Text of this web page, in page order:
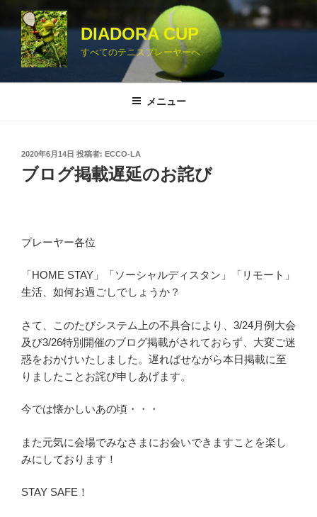
DIADORA CUP
すべてのテニスプレーヤーへ
メニュー
投
日:
2020年6月14日 投稿者: ECCO-LA
ブログ掲載遅延のお詫び
プレーヤー各位
「HOME STAY」「ソーシャルディスタン」「リモート」
生活、如何お過ごしでしょうか？
さて、このたびシステム上の不具合により、3/24月例大会
及び3/26特別開催のブログ掲載がされておらず、大変ご迷
惑をおかけいたしました。遅ればせながら本日掲載に至
りましたことお詫び申しあげます。
今では懐かしいあの頃・・・
また元気に会場でみなさまにお会いできますことを楽し
みにしております！
STAY SAFE！